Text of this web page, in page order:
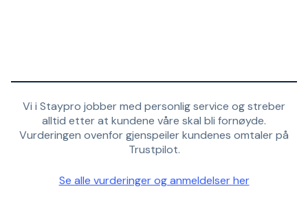
Vi i Staypro jobber med personlig service og streber
alltid etter at kundene våre skal bli fornøyde.
Vurderingen ovenfor gjenspeiler kundenes omtaler på
Trustpilot.
Se alle vurderinger og anmeldelser her